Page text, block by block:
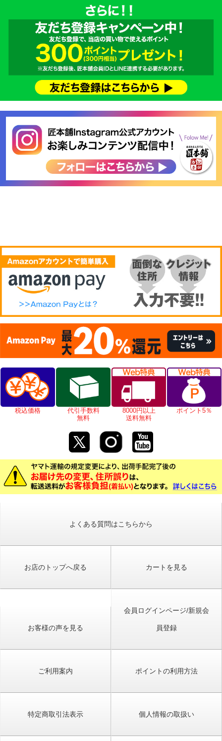
税込価格
代引手数料
無料
8000円以上
送料無料
ポイント5％
よくある質問はこちらから
お店のトップへ戻る カートを見る
お客様の声を見る
会員ログインページ/新規会
員登録
ご利用案内 ポイントの利用方法
特定商取引法表示 個人情報の取扱い